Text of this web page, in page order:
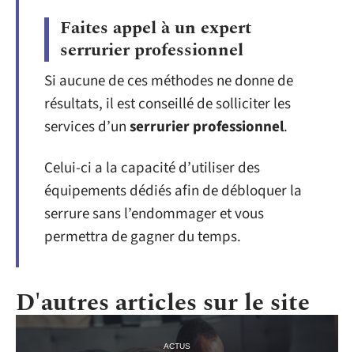
Faites appel à un expert
serrurier professionnel
Si aucune de ces méthodes ne donne de
résultats, il est conseillé de solliciter les
services d’unserrurier professionnel.
Celui-ci a la capacité d’utiliser des
équipements dédiés afin de débloquer la
serrure sans l’endommager et vous
permettra de gagner du temps.
D'autres articles sur le site
ACTUS